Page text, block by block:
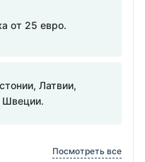
от 25 евро.
Латвии,
Швеции.
Посмотреть все